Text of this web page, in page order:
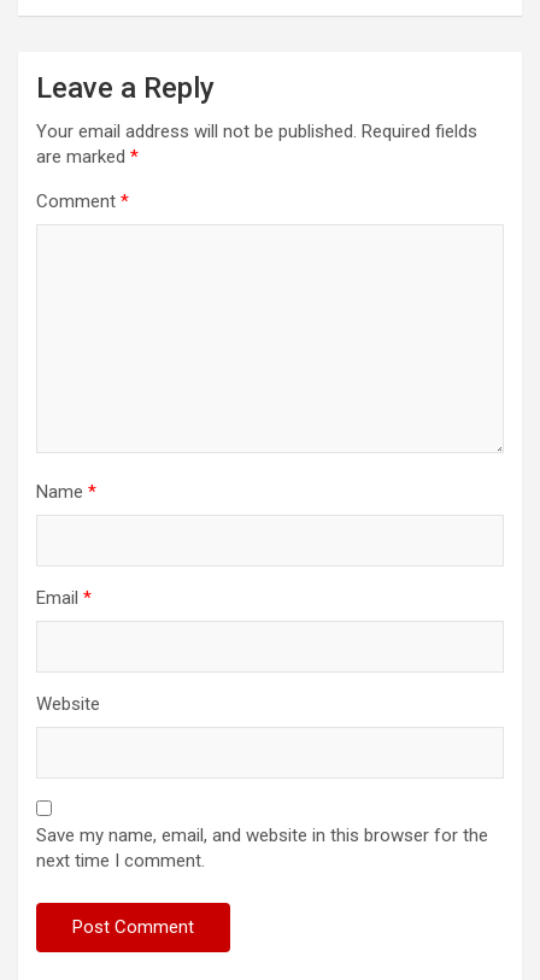
Leave a Reply
Your email address will not be published. Required fields
are marked *
Comment *
Name *
Email *
Website
Save my name, email, and website in this browser for the
next time I comment.